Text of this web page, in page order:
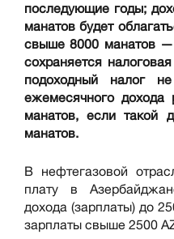
последующие годы;
манатов будет
свыше 8000 манатов
сохраняется
подоходный налог
ежемесячного дохода
манатов, если такой
манатов.
В нефтегазовой
плату в
дохода (зарплаты) до
зарплаты свыше 2500